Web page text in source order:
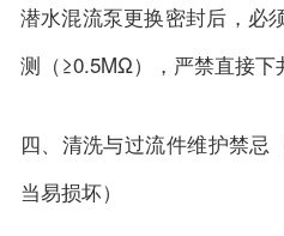
潜水混流泵更换密封后，必
测（≥0.5MΩ），严禁直接下
四、清洗与过流件维护禁忌
当易损坏）